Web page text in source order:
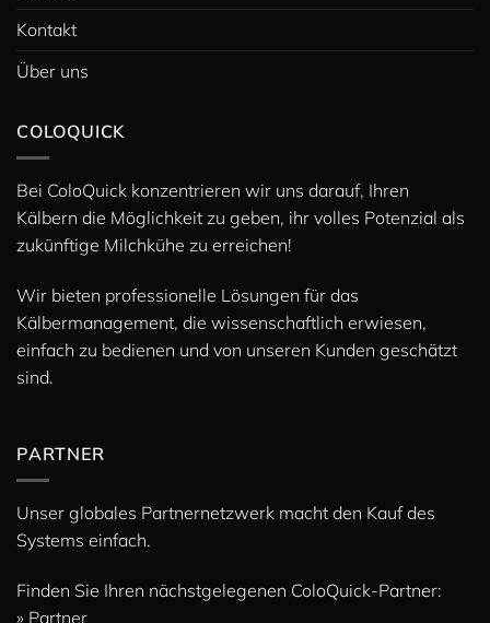
Kontakt
Über uns
COLOQUICK
Bei ColoQuick konzentrieren wir uns darauf, Ihren
Kälbern die Möglichkeit zu geben, ihr volles Potenzial als
zukünftige Milchkühe zu erreichen!
Wir bieten professionelle Lösungen für das
Kälbermanagement, die wissenschaftlich erwiesen,
einfach zu bedienen und von unseren Kunden geschätzt
sind.
PARTNER
Unser globales Partnernetzwerk macht den Kauf des
Systems einfach.
Finden Sie Ihren nächstgelegenen ColoQuick-Partner:
» Partner